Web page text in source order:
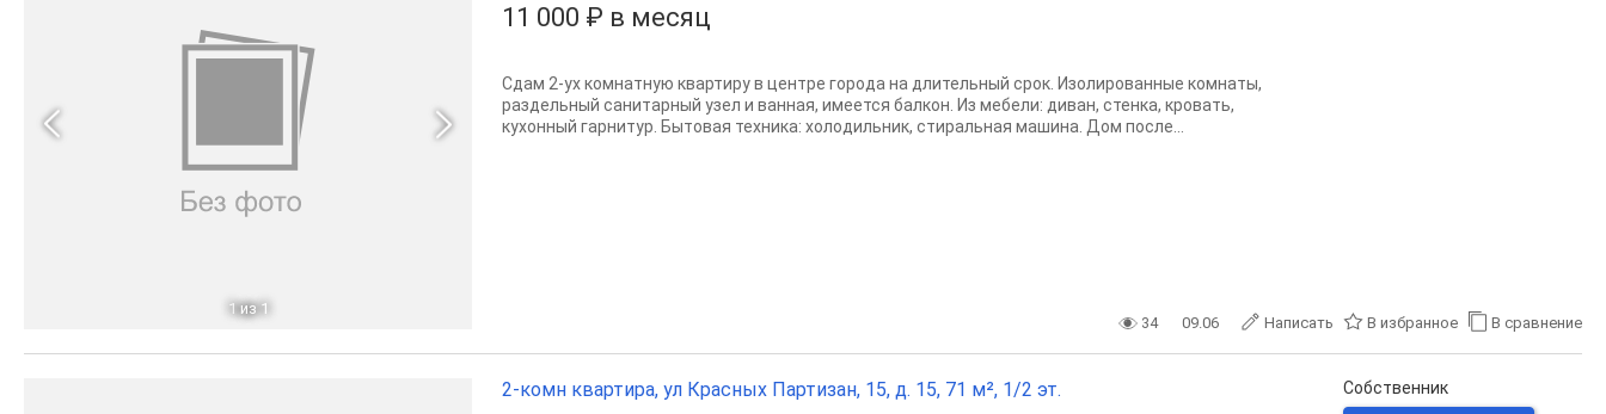
1 из 1
11 000 ₽ в месяц
Сдам 2-ух комнатную квартиру в центре города на длительный срок. Изолированные комнаты,
раздельный санитарный узел и ванная, имеется балкон. Из мебели: диван, стенка, кровать,
кухонный гарнитур. Бытовая техника: холодильник, стиральная машина. Дом после...
34 09.06 Написать В избранное В сравнение
2-комн квартира, ул Красных Партизан, 15, д. 15, 71 м², 1/2 эт. Собственник